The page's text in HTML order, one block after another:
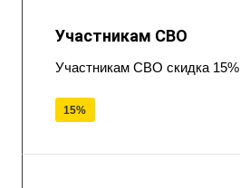
Участникам СВО
Участникам СВО скидка 15%
15%